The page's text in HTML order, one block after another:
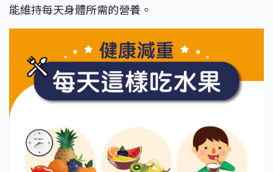
能維持每天身體所需的營養。